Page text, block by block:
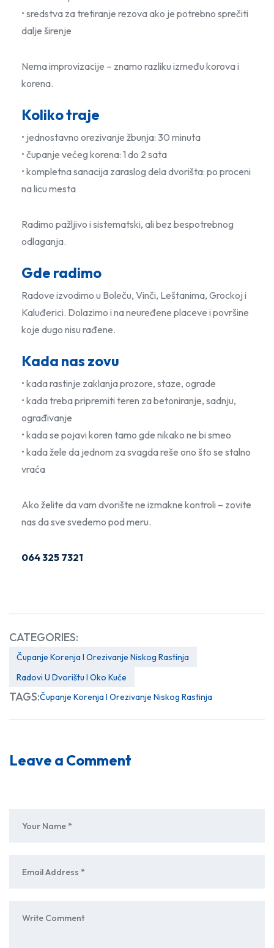
• sredstva za tretiranje rezova ako je potrebno sprečiti
dalje širenje
Nema improvizacije – znamo razliku između korova i
korena.
Koliko traje
• jednostavno orezivanje žbunja: 30 minuta
• čupanje većeg korena: 1 do 2 sata
• kompletna sanacija zaraslog dela dvorišta: po proceni
na licu mesta
Radimo pažljivo i sistematski, ali bez bespotrebnog
odlaganja.
Gde radimo
Radove izvodimo u Boleču, Vinči, Leštanima, Grockoj i
Kaluđerici. Dolazimo i na neuređene placeve i površine
koje dugo nisu rađene.
Kada nas zovu
• kada rastinje zaklanja prozore, staze, ograde
• kada treba pripremiti teren za betoniranje, sadnju,
ograđivanje
• kada se pojavi koren tamo gde nikako ne bi smeo
• kada žele da jednom za svagda reše ono što se stalno
vraća
Ako želite da vam dvorište ne izmakne kontroli – zovite
nas da sve svedemo pod meru.
064 325 7321
CATEGORIES:
Čupanje Korenja I Orezivanje Niskog Rastinja
Radovi U Dvorištu I Oko Kuće
TAGS:Čupanje Korenja I Orezivanje Niskog Rastinja
Leave a Comment